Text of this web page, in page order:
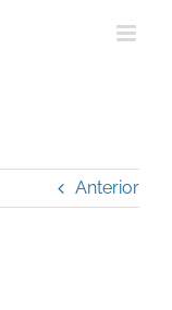
Anterior